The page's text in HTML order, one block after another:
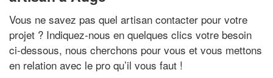
Vous ne savez pas quel artisan contacter pour votre
projet ? Indiquez-nous en quelques clics votre besoin
ci-dessous, nous cherchons pour vous et vous mettons
en relation avec le pro qu’il vous faut !